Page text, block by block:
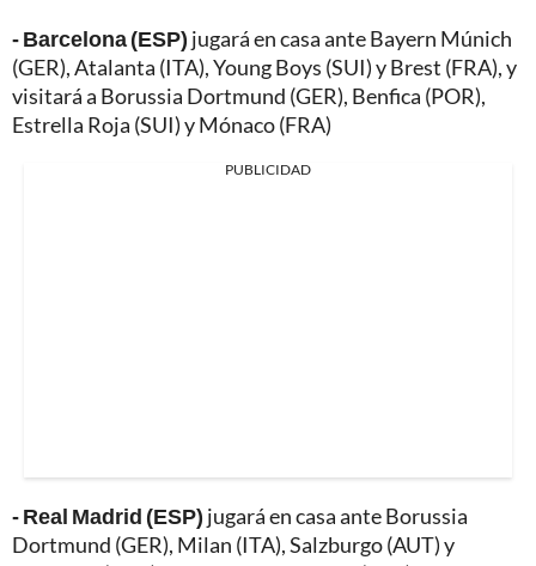
- Barcelona (ESP) jugará en casa ante Bayern Múnich
(GER), Atalanta (ITA), Young Boys (SUI) y Brest (FRA), y
visitará a Borussia Dortmund (GER), Benfica (POR),
Estrella Roja (SUI) y Mónaco (FRA)
PUBLICIDAD
- Real Madrid (ESP) jugará en casa ante Borussia
Dortmund (GER), Milan (ITA), Salzburgo (AUT) y